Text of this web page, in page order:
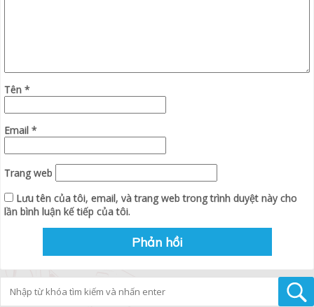
Tên *
Email *
Trang web
Lưu tên của tôi, email, và trang web trong trình duyệt này cho
lần bình luận kế tiếp của tôi.